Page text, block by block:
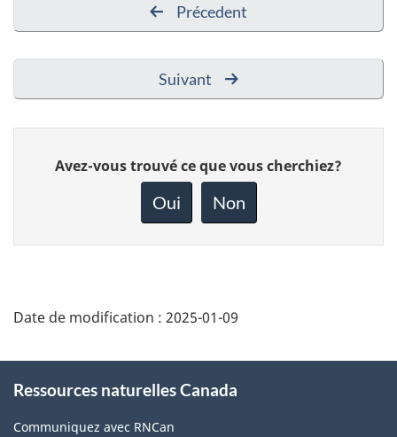
Précedent
Suivant
Donnez
votre
page
Avez-vous trouvé ce que vous cherchiez?
Oui Non
Date de modification : 2025-01-09
this
site
Ressources naturelles Canada
Communiquez avec RNCan